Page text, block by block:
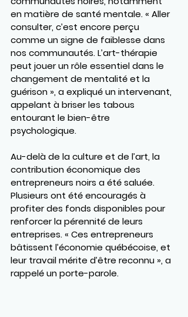
en matière de santé mentale. « Aller
consulter, c’est encore perçu
comme un signe de faiblesse dans
nos communautés. L’art-thérapie
peut jouer un rôle essentiel dans le
changement de mentalité et la
guérison », a expliqué un intervenant,
appelant à briser les tabous
entourant le bien-être
psychologique.
Au-delà de la culture et de l’art, la
contribution économique des
entrepreneurs noirs a été saluée.
Plusieurs ont été encouragés à
profiter des fonds disponibles pour
renforcer la pérennité de leurs
entreprises. « Ces entrepreneurs
bâtissent l’économie québécoise, et
leur travail mérite d’être reconnu », a
rappelé un porte-parole.